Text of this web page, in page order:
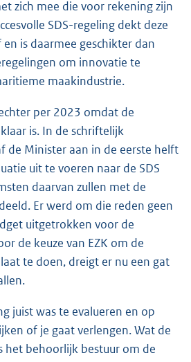
zich mee die voor rekening zijn
SDS-regeling dekt deze
en is daarmee geschikter dan
om innovatie te
maakindustrie.
per 2023 omdat de
is. In de schriftelijk
de Minister aan in de eerste helft
uit te voeren naar de SDS
daarvan zullen met de
Er werd om die reden geen
uitgetrokken voor de
de keuze van EZK om de
te doen, dreigt er nu een gat
juist was te evalueren en op
of je gaat verlengen. Wat de
het behoorlijk bestuur om de